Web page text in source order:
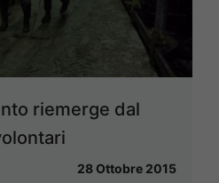
riemerge dal
28 Ottobre 2015